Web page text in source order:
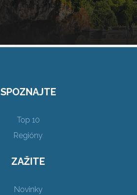
SPOZNAJTE
Top 10
Regióny
ZAŽITE
Novinky